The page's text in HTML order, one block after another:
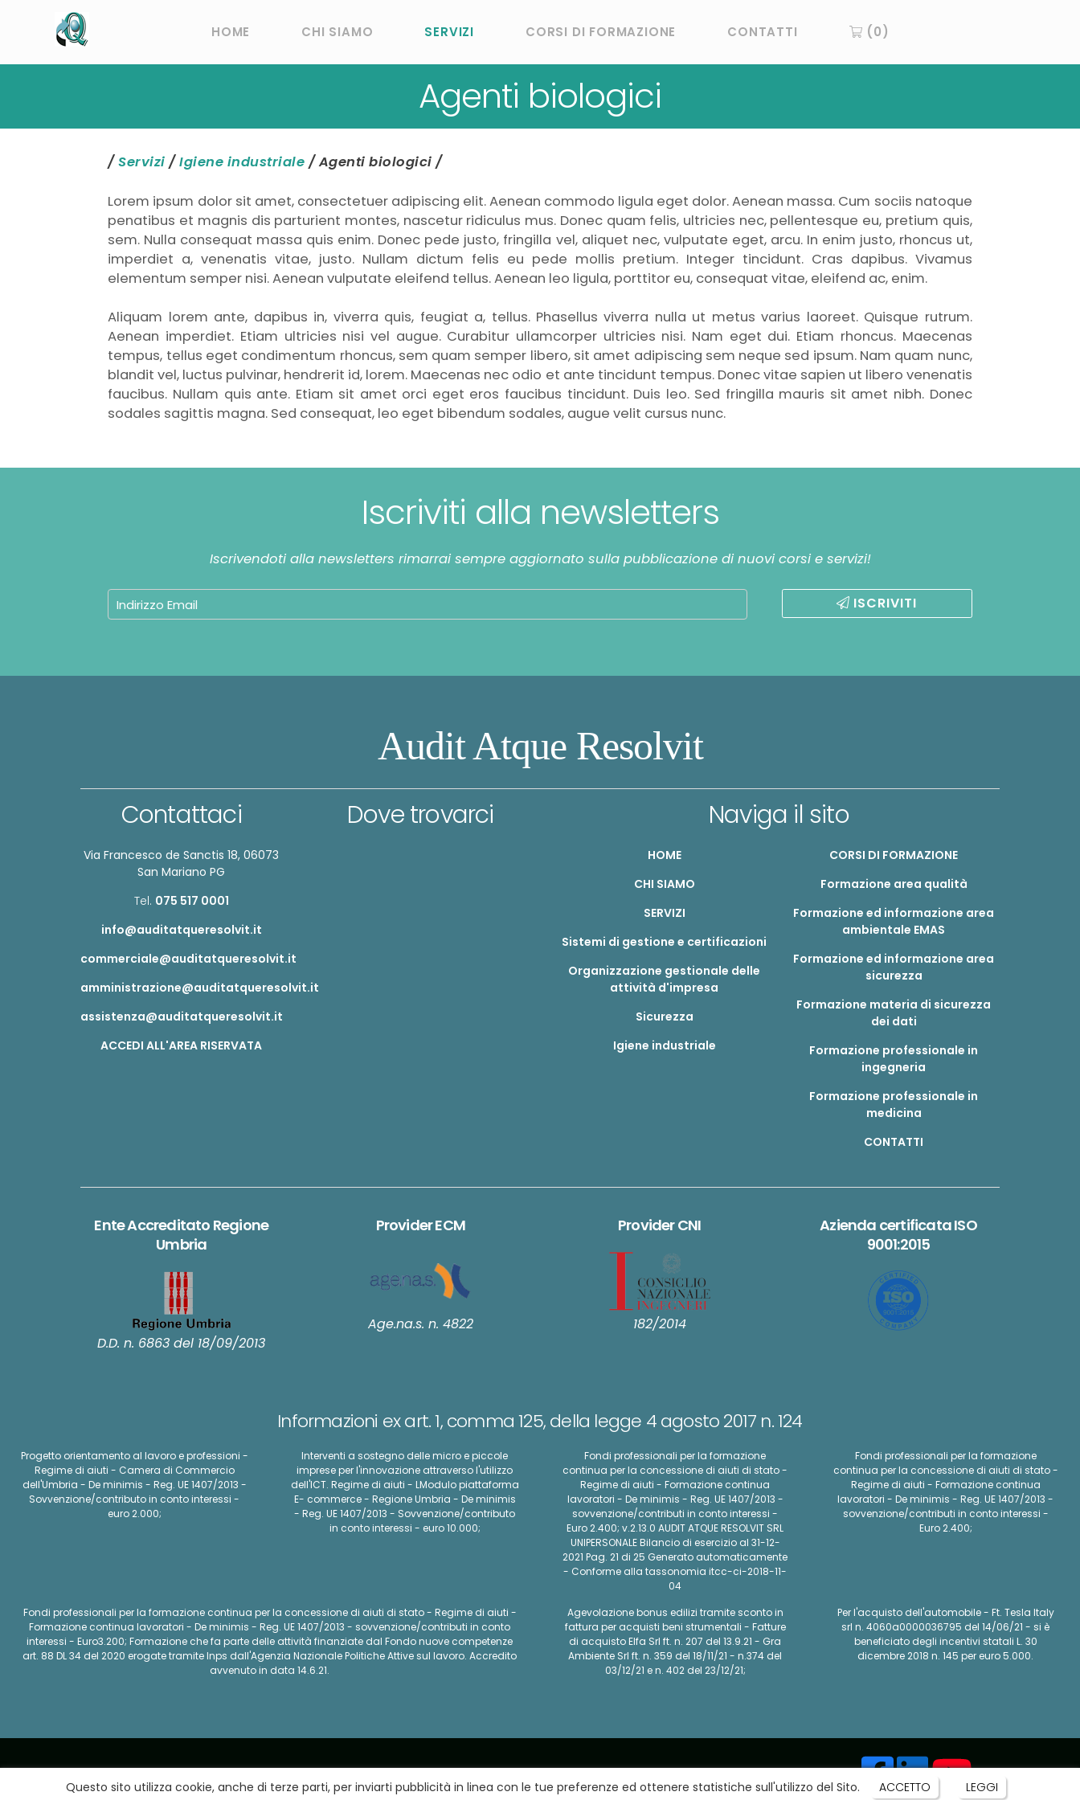
Questo sito utilizza cookie, anche di terze parti, per inviarti pubblicità in linea con le tue preferenze ed ottenere statistiche sull'utilizzo del Sito. ACCETTO LEGGI
HOME CHI SIAMO SERVIZI CORSI DI FORMAZIONE CONTATTI (0)
Agenti biologici
/Servizi /Igiene industriale /Agenti biologici /
Lorem ipsum dolor sit amet, consectetuer adipiscing elit. Aenean commodo ligula eget dolor. Aenean massa. Cum sociis natoque
penatibus et magnis dis parturient montes, nascetur ridiculus mus. Donec quam felis, ultricies nec, pellentesque eu, pretium quis,
sem. Nulla consequat massa quis enim. Donec pede justo, fringilla vel, aliquet nec, vulputate eget, arcu. In enim justo, rhoncus ut,
imperdiet a, venenatis vitae, justo. Nullam dictum felis eu pede mollis pretium. Integer tincidunt. Cras dapibus. Vivamus
elementum semper nisi. Aenean vulputate eleifend tellus. Aenean leo ligula, porttitor eu, consequat vitae, eleifend ac, enim.
Aliquam lorem ante, dapibus in, viverra quis, feugiat a, tellus. Phasellus viverra nulla ut metus varius laoreet. Quisque rutrum.
Aenean imperdiet. Etiam ultricies nisi vel augue. Curabitur ullamcorper ultricies nisi. Nam eget dui. Etiam rhoncus. Maecenas
tempus, tellus eget condimentum rhoncus, sem quam semper libero, sit amet adipiscing sem neque sed ipsum. Nam quam nunc,
blandit vel, luctus pulvinar, hendrerit id, lorem. Maecenas nec odio et ante tincidunt tempus. Donec vitae sapien ut libero venenatis
faucibus. Nullam quis ante. Etiam sit amet orci eget eros faucibus tincidunt. Duis leo. Sed fringilla mauris sit amet nibh. Donec
sodales sagittis magna. Sed consequat, leo eget bibendum sodales, augue velit cursus nunc.
Iscriviti alla newsletters
Iscrivendoti alla newsletters rimarrai sempre aggiornato sulla pubblicazione di nuovi corsi e servizi!
ISCRIVITI
Audit Atque Resolvit
Contattaci
Via Francesco de Sanctis 18, 06073
San Mariano PG
Tel. 075 517 0001
info@auditatqueresolvit.it
commerciale@auditatqueresolvit.it
amministrazione@auditatqueresolvit.it
assistenza@auditatqueresolvit.it
ACCEDI ALL'AREA RISERVATA
Dove trovarci Naviga il sito
HOME
CHI SIAMO
SERVIZI
Sistemi di gestione e certificazioni
Organizzazione gestionale delle
attività d'impresa
Sicurezza
Igiene industriale
CORSI DI FORMAZIONE
Formazione area qualità
Formazione ed informazione area
ambientale EMAS
Formazione ed informazione area
sicurezza
Formazione materia di sicurezza
dei dati
Formazione professionale in
ingegneria
Formazione professionale in
medicina
CONTATTI
Ente Accreditato Regione
Umbria
D.D. n. 6863 del 18/09/2013
Provider ECM
Age.na.s. n. 4822
Provider CNI
182/2014
Azienda certificata ISO
9001:2015
Informazioni ex art. 1, comma 125, della legge 4 agosto 2017 n. 124
Progetto orientamento al lavoro e professioni -
Regime di aiuti - Camera di Commercio
dell'Umbria - De minimis - Reg. UE 1407/2013 -
Sovvenzione/contributo in conto interessi -
euro 2.000;
Interventi a sostegno delle micro e piccole
imprese per l'innovazione attraverso l'utilizzo
dell'ICT. Regime di aiuti - LModulo piattaforma
E- commerce - Regione Umbria - De minimis
- Reg. UE 1407/2013 - Sovvenzione/contributo
in conto interessi - euro 10.000;
Fondi professionali per la formazione
continua per la concessione di aiuti di stato -
Regime di aiuti - Formazione continua
lavoratori - De minimis - Reg. UE 1407/2013 -
sovvenzione/contributi in conto interessi -
Euro 2.400; v.2.13.0 AUDIT ATQUE RESOLVIT SRL
UNIPERSONALE Bilancio di esercizio al 31-12-
2021 Pag. 21 di 25 Generato automaticamente
- Conforme alla tassonomia itcc-ci-2018-11-
04
Fondi professionali per la formazione
continua per la concessione di aiuti di stato -
Regime di aiuti - Formazione continua
lavoratori - De minimis - Reg. UE 1407/2013 -
sovvenzione/contributi in conto interessi -
Euro 2.400;
Fondi professionali per la formazione continua per la concessione di aiuti di stato - Regime di aiuti -
Formazione continua lavoratori - De minimis - Reg. UE 1407/2013 - sovvenzione/contributi in conto
interessi - Euro3.200; Formazione che fa parte delle attività finanziate dal Fondo nuove competenze
art. 88 DL 34 del 2020 erogate tramite Inps dall'Agenzia Nazionale Politiche Attive sul lavoro. Accredito
avvenuto in data 14.6.21.
Agevolazione bonus edilizi tramite sconto in
fattura per acquisti beni strumentali - Fatture
di acquisto Elfa Srl ft. n. 207 del 13.9.21 - Gra
Ambiente Srl ft. n. 359 del 18/11/21 - n.374 del
03/12/21 e n. 402 del 23/12/21;
Per l'acquisto dell'automobile - Ft. Tesla Italy
srl n. 4060a0000036795 del 14/06/21 - si è
beneficiato degli incentivi statali L. 30
dicembre 2018 n. 145 per euro 5.000.
© 2026 Audit Atque Resolvit srl | P. IVA 03261110542 |PRIVACY POLICY|COOKIE POLICY|Sviluppato da IT-AL